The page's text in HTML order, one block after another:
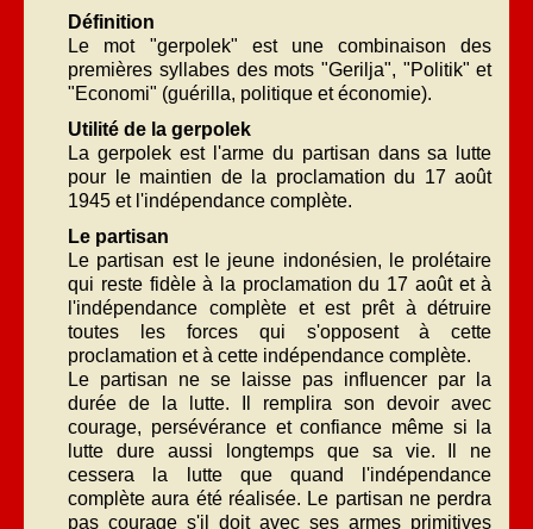
Définition
Le mot "gerpolek" est une combinaison des
premières syllabes des mots "Gerilja", "Politik" et
"Economi" (guérilla, politique et économie).
Utilité de la gerpolek
La gerpolek est l'arme du partisan dans sa lutte
pour le maintien de la proclamation du 17 août
1945 et l'indépendance complète.
Le partisan
Le partisan est le jeune indonésien, le prolétaire
qui reste fidèle à la proclamation du 17 août et à
l'indépendance complète et est prêt à détruire
toutes les forces qui s'opposent à cette
proclamation et à cette indépendance complète.
Le partisan ne se laisse pas influencer par la
durée de la lutte. Il remplira son devoir avec
courage, persévérance et confiance même si la
lutte dure aussi longtemps que sa vie. Il ne
cessera la lutte que quand l'indépendance
complète aura été réalisée. Le partisan ne perdra
pas courage s'il doit avec ses armes primitives